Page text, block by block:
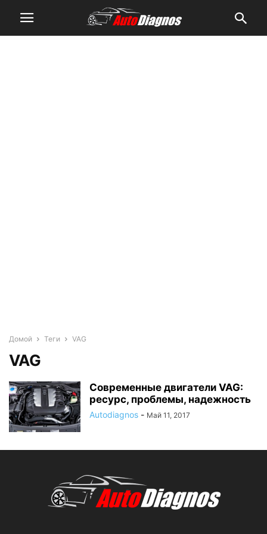
Домой Теги VAG
VAG
Современные двигатели VAG:
ресурс, проблемы, надежность
Autodiagnos - Май 11, 2017